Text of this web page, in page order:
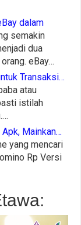
dalam
semakin
dua
eBay…
Transaksi…
atau
istilah
Mainkan…
yang mencari
Rp Versi